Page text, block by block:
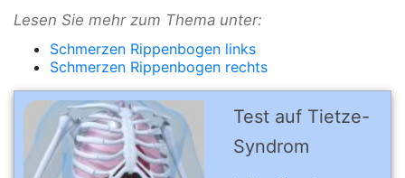
Lesen Sie mehr zum Thema unter:
Schmerzen Rippenbogen links
Schmerzen Rippenbogen rechts
Test auf Tietze-
Syndrom